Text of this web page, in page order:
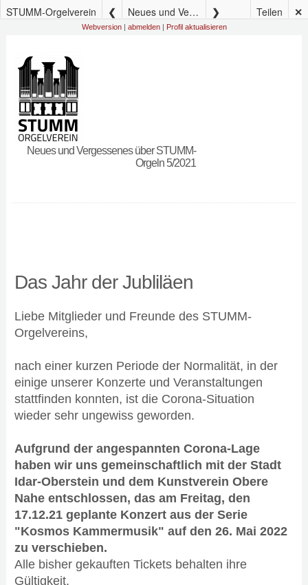
STUMM-Orgelverein Neues und Vergessenes über STUMM-Orgeln 5/2021 ✕
Teilen